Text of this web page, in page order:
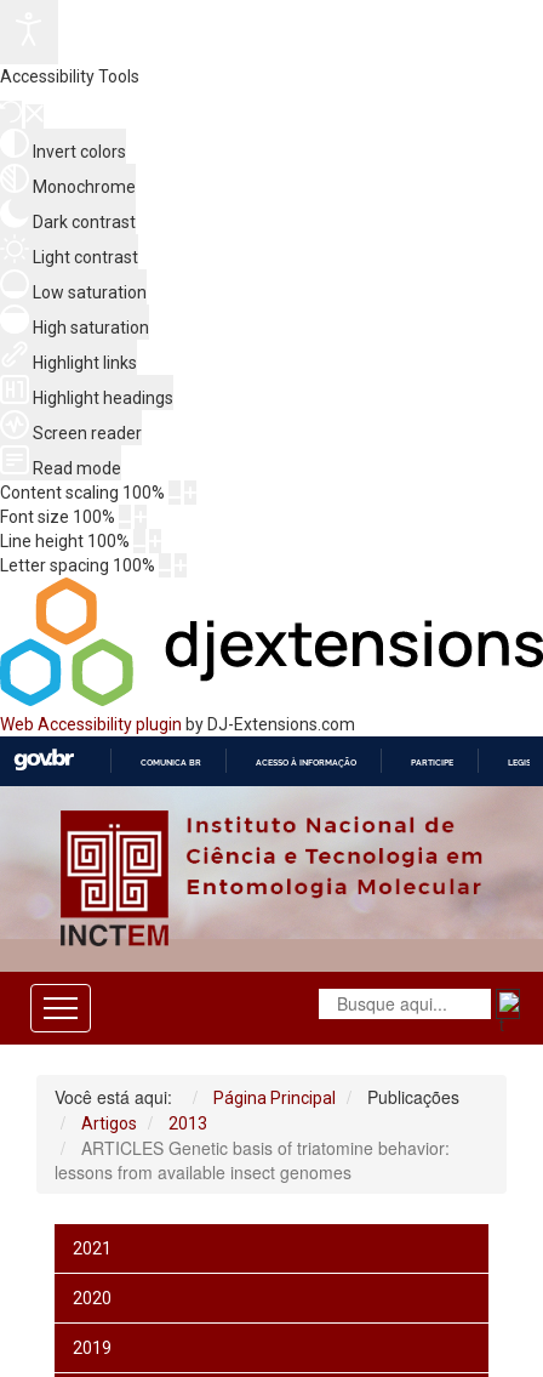
Accessibility Tools
Invert colors
Monochrome
Dark contrast
Light contrast
Low saturation
High saturation
Highlight links
Highlight headings
Screen reader
Read mode
Content scaling 100%
Font size 100%
Line height 100%
Letter spacing 100%
Web Accessibility plugin by DJ-Extensions.com
O
COMUNICA BR ACESSO À INFORMAÇÃO PARTICIPE
Você está aqui: Página Principal Publicações
Artigos 2013
ARTICLES Genetic basis of triatomine behavior:
lessons from available insect genomes
2021
2020
2019